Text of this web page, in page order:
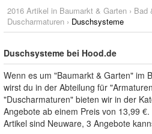
2016 Artikel in Baumarkt & Garten › Bad
Duscharmaturen › Duschsysteme
Duschsysteme bei Hood.de
Wenn es um "Baumarkt & Garten" im
wirst du in der Abteilung für
"Duscharmaturen" bieten wir in der
Angebote ab einem Preis von 13,99
Artikel sind Neuware, 3 Angebote